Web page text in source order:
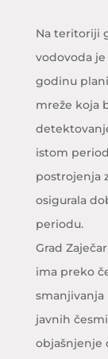
Na teritoriji
vodovoda je
godinu
mreže koja
istom
postrojenja
osigurala
periodu.
Grad
ima preko
javnih
objašnjenje